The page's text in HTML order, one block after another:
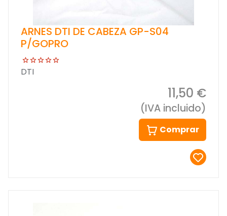
ARNES DTI DE CABEZA GP-S04
P/GOPRO
DTI
11,50 €
(IVA incluido)
Comprar